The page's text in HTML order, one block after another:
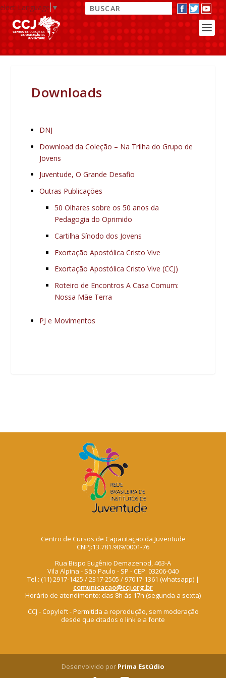
Language▼
Downloads
DNJ
Download da Coleção – Na Trilha do Grupo de
Jovens
Juventude, O Grande Desafio
Outras Publicações
50 Olhares sobre os 50 anos da
Pedagogia do Oprimido
Cartilha Sínodo dos Jovens
Exortação Apostólica Cristo Vive
Exortação Apostólica Cristo Vive (CCJ)
Roteiro de Encontros A Casa Comum:
Nossa Mãe Terra
PJ e Movimentos
Centro de Cursos de Capacitação da Juventude
CNPJ:13.781.909/0001-76
Rua Bispo Eugênio Demazenod, 463-A
Vila Alpina - São Paulo - SP - CEP: 03206-040
Tel.: (11) 2917-1425 / 2317-2505 / 97017-1361 (whatsapp) |
comunicacao@ccj.org.br
Horário de atendimento: das 8h às 17h (segunda a sexta)
CCJ - Copyleft - Permitida a reprodução, sem moderação
desde que citados o link e a fonte
Desenvolvido por Prima Estúdio